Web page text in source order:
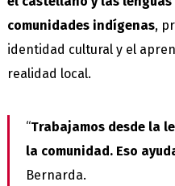
comunidades indígenas,
identidad cultural y el
realidad local.
“Trabajamos desde la
la comunidad. Eso
Bernarda.